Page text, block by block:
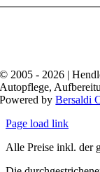
© 2005 - 2026 |
Autopflege,
Powered byBersaldi
Page load link
Alle Preise inkl. der